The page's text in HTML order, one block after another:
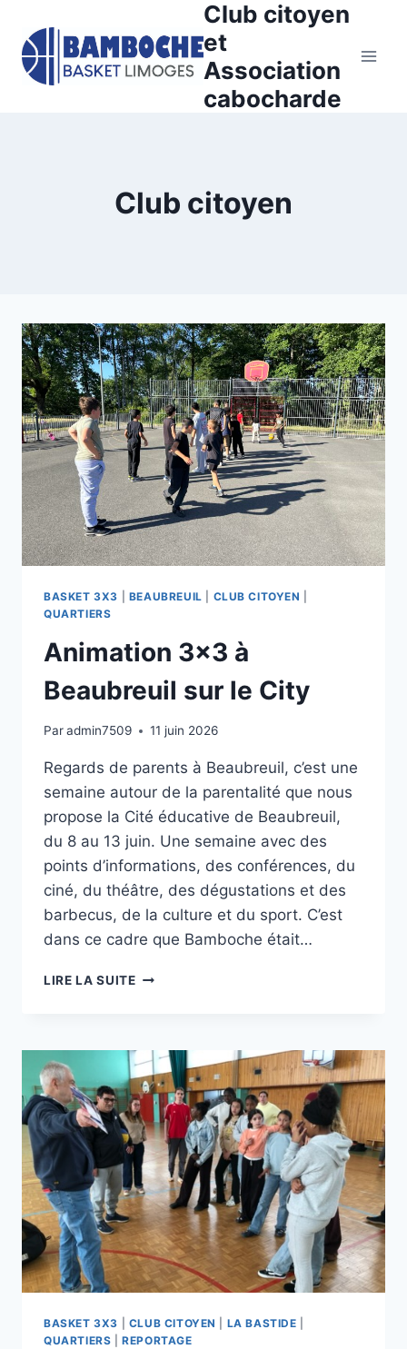
contenu
Club citoyen
et
Association
cabocharde
Club citoyen
BASKET 3X3 BEAUBREUIL CLUB CITOYEN
QUARTIERS
Animation 3×3 à
Beaubreuil sur le City
Paradmin7509 11 juin 2026
Regards de parents à Beaubreuil, c’est une
semaine autour de la parentalité que nous
propose la Cité éducative de Beaubreuil,
du 8 au 13 juin. Une semaine avec des
points d’informations, des conférences, du
ciné, du théâtre, des dégustations et des
barbecus, de la culture et du sport. C’est
dans ce cadre que Bamboche était…
LIRE LA SUITEANIMATION
SUR
LE
CITY
BASKET 3X3 CLUB CITOYEN LA BASTIDE
QUARTIERS |REPORTAGE